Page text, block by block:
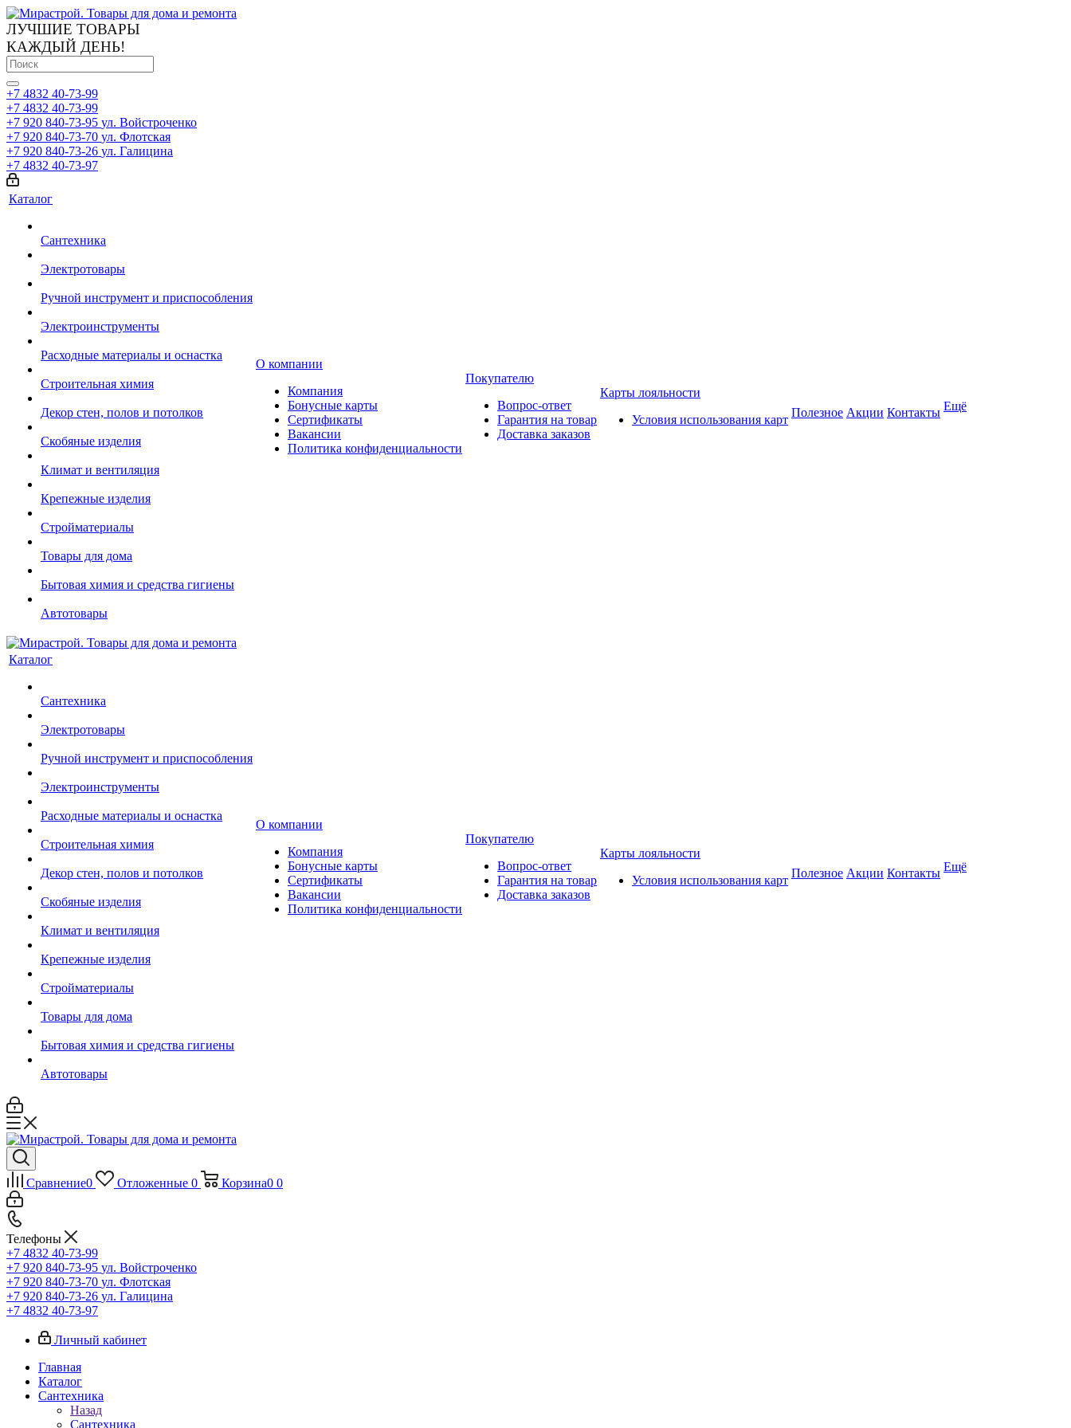
ЛУЧШИЕ ТОВАРЫ
КАЖДЫЙ ДЕНЬ!
+7 4832 40-73-99
+7 4832 40-73-99
+7 920 840-73-95 ул. Войстроченко
+7 920 840-73-70 ул. Флотская
+7 920 840-73-26 ул. Галицина
+7 4832 40-73-97
Каталог
Сантехника
Электротовары
Ручной инструмент и приспособления
Электроинструменты
Расходные материалы и оснастка
Строительная химия
Декор стен, полов и потолков
Скобяные изделия
Климат и вентиляция
Крепежные изделия
Стройматериалы
Товары для дома
Бытовая химия и средства гигиены
Автотовары
О компании
Компания
Бонусные карты
Сертификаты
Вакансии
Политика конфиденциальности
Покупателю
Вопрос-ответ
Гарантия на товар
Доставка заказов
Карты лояльности
Условия использования карт
Полезное Акции Контакты Ещё
Каталог
Сантехника
Электротовары
Ручной инструмент и приспособления
Электроинструменты
Расходные материалы и оснастка
Строительная химия
Декор стен, полов и потолков
Скобяные изделия
Климат и вентиляция
Крепежные изделия
Стройматериалы
Товары для дома
Бытовая химия и средства гигиены
Автотовары
О компании
Компания
Бонусные карты
Сертификаты
Вакансии
Политика конфиденциальности
Покупателю
Вопрос-ответ
Гарантия на товар
Доставка заказов
Карты лояльности
Условия использования карт
Полезное Акции Контакты Ещё
Сравнение0 Отложенные 0 Корзина0 0
Телефоны
+7 4832 40-73-99
+7 920 840-73-95 ул. Войстроченко
+7 920 840-73-70 ул. Флотская
+7 920 840-73-26 ул. Галицина
+7 4832 40-73-97
Личный кабинет
Главная
Каталог
Сантехника
Назад
Сантехника